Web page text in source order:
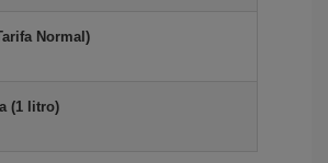
Normal)
(1 litro)